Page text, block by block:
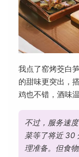
我点了窑烤茭白
的甜味更突出，
鸡也不错，酒味
不过，服务速
菜等了将近 30
理准备。但食物